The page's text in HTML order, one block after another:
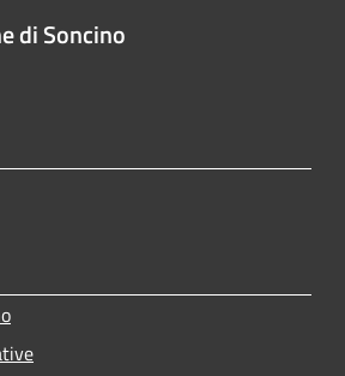
di Soncino